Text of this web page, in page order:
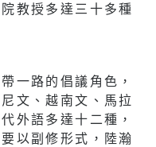
教授多達三十多種
一路的倡議角色，
文、越南文、馬拉
外語多達十二種，
以副修形式，陸瀚